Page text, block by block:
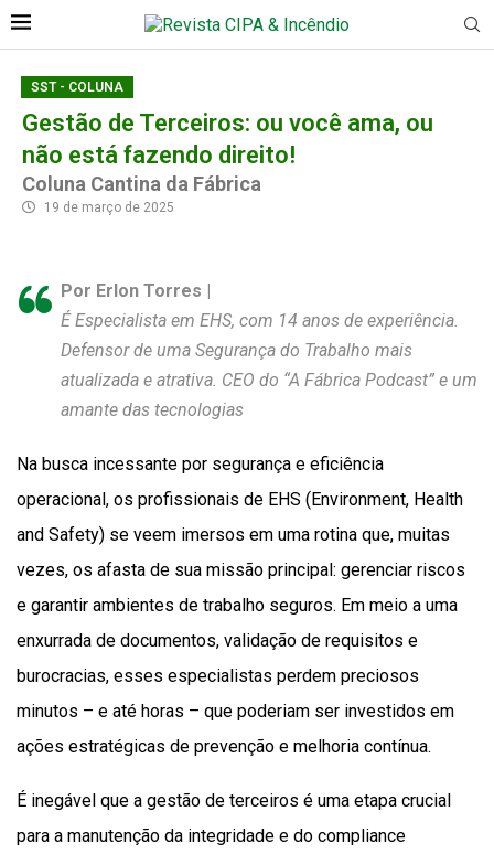
SST - COLUNA
Gestão de Terceiros: ou você ama, ou
não está fazendo direito!
Coluna Cantina da Fábrica
19 de março de 2025
Por Erlon Torres |
É Especialista em EHS, com 14 anos de experiência.
Defensor de uma Segurança do Trabalho mais
atualizada e atrativa. CEO do “A Fábrica Podcast” e um
amante das tecnologias
Na busca incessante por segurança e eficiência
operacional, os profissionais de EHS (Environment, Health
and Safety) se veem imersos em uma rotina que, muitas
vezes, os afasta de sua missão principal: gerenciar riscos
e garantir ambientes de trabalho seguros. Em meio a uma
enxurrada de documentos, validação de requisitos e
burocracias, esses especialistas perdem preciosos
minutos – e até horas – que poderiam ser investidos em
ações estratégicas de prevenção e melhoria contínua.
É inegável que a gestão de terceiros é uma etapa crucial
para a manutenção da integridade e do compliance